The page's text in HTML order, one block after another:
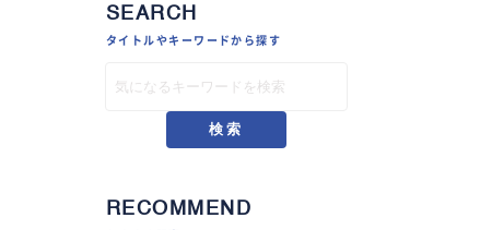
SEARCH
タイトルやキーワードから探す
検索
RECOMMEND